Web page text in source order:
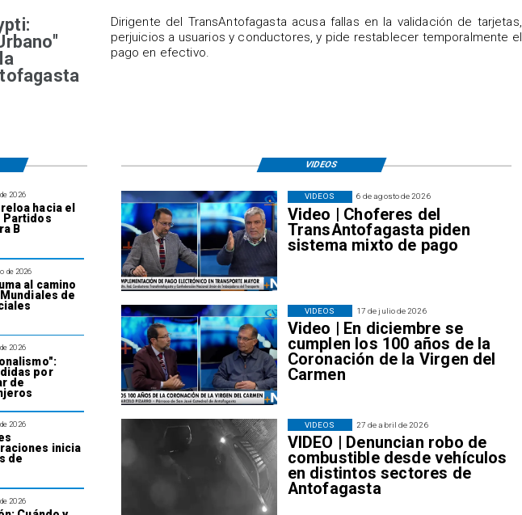
​Dirigente del TransAntofagasta acusa fallas en la validación de tarjetas,
perjuicios a usuarios y conductores, y pide restablecer temporalmente el
pago en efectivo.
2026
hacia el
Partidos
B
de 2026
al camino
de
2026
por
de
2026
inicia
de
2026
6 de agosto de 2026
Video | Choferes del
TransAntofagasta piden
sistema mixto de pago
VIDEOS
17 de julio de 2026
Video | En diciembre se
cumplen los 100 años de la
Coronación de la Virgen del
Carmen
VIDEOS
27 de abril de 2026
VIDEO | Denuncian robo de
combustible desde vehículos
en distintos sectores de
Antofagasta
VIDEOS
VIDEOS